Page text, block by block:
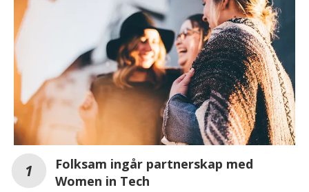
Folksam ingår partnerskap med
Women in Tech